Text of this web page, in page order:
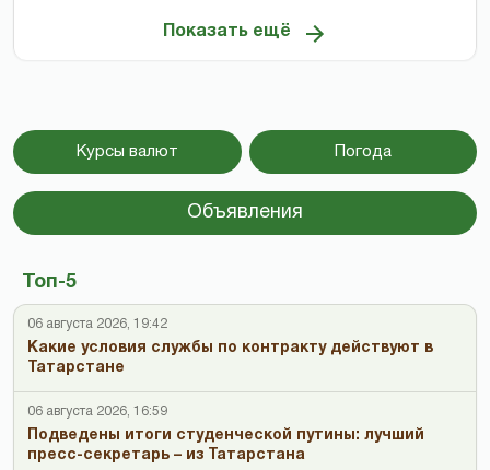
Показать ещё
Курсы валют Погода
Объявления
Топ-5
06 августа 2026, 19:42
Какие условия службы по контракту действуют в
Татарстане
06 августа 2026, 16:59
Подведены итоги студенческой путины: лучший
пресс-секретарь – из Татарстана